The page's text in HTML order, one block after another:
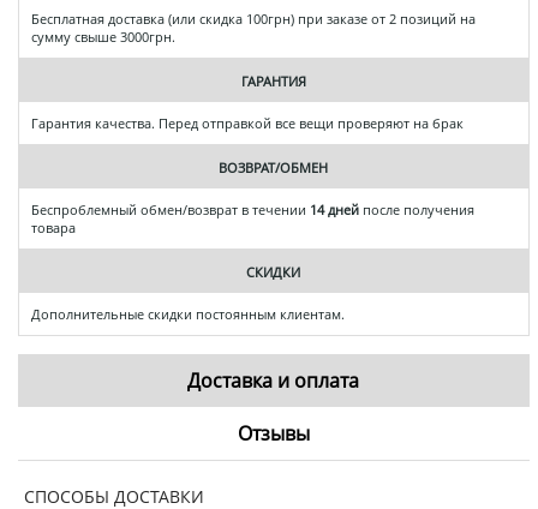
Бесплатная доставка (или скидка 100грн) при заказе от 2 позиций на
сумму свыше 3000грн.
ГАРАНТИЯ
Гарантия качества. Перед отправкой все вещи проверяют на брак
ВОЗВРАТ/ОБМЕН
Беспроблемный обмен/возврат в течении 14 дней после получения
товара
СКИДКИ
Дополнительные скидки постоянным клиентам.
Доставка и оплата
Отзывы
СПОСОБЫ ДОСТАВКИ